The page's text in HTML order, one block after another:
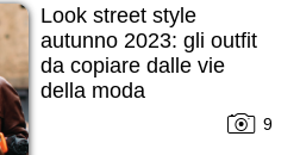
Look street style
autunno 2023: gli outfit
da copiare dalle vie
della moda
9